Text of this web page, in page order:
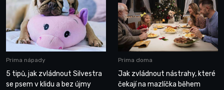
Prima nápady
5 tipů, jak zvládnout Silvestra
se psem v klidu a bez újmy
Prima doma
Jak zvládnout nástrahy, které
čekají na mazlíčka během